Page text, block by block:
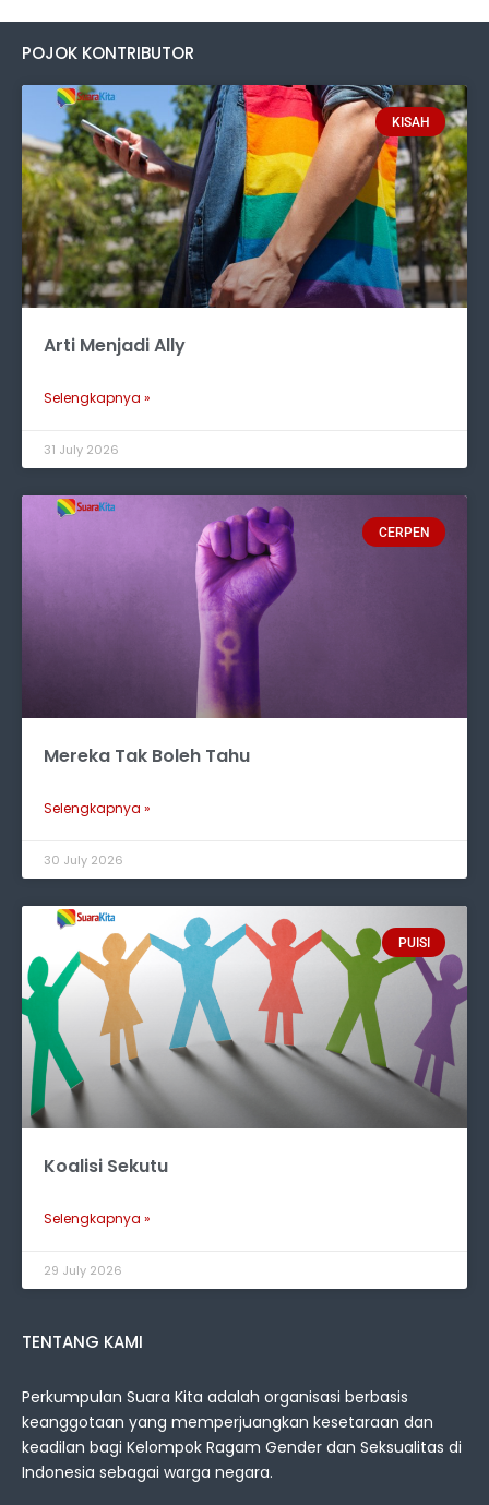
POJOK KONTRIBUTOR
KISAH
Arti Menjadi Ally
Selengkapnya »
31 July 2026
CERPEN
Mereka Tak Boleh Tahu
Selengkapnya »
30 July 2026
PUISI
Koalisi Sekutu
Selengkapnya »
29 July 2026
TENTANG KAMI
Perkumpulan Suara Kita adalah organisasi berbasis
keanggotaan yang memperjuangkan kesetaraan dan
keadilan bagi Kelompok Ragam Gender dan Seksualitas di
Indonesia sebagai warga negara.